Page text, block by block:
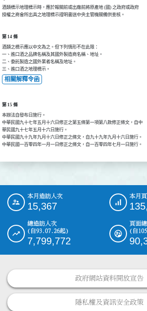
酒類標示地理標示時，應於報關前或出廠前將原產地 (國) 之政府或政府
授權之商會所出具之地理標示證明書送中央主管機關備供查核。
第 14 條
酒類之標示應以中文為之。但下列情形不在此限：
一、進口酒之品牌名稱及其國外製造商名稱、地址。
二、委託製造之國外業者名稱及地址。
三、進口酒之地理標示。
相關解釋令函
第 15 條
本辦法自發布日施行。
中華民國九十七年五月十六日修正之第五條第一項第八款修正條文，自中
華民國九十七年五月十六日施行。
中華民國九十九年九月十六日修正之條文，自九十九年九月十六日施行。
中華民國一百零四年一月一日修正之條文，自一百零四年七月一日施行。
::: 本月造訪人次
15,367
本月
總造訪人次
(自93.07.26起)
7,799,772
頁面
(自
政府網站資料開放宣告
隱私權及資訊安全政策